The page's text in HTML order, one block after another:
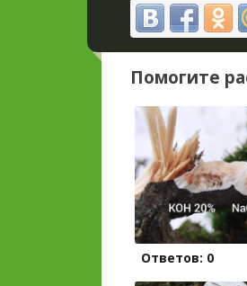
Помогите
Ответов: 0